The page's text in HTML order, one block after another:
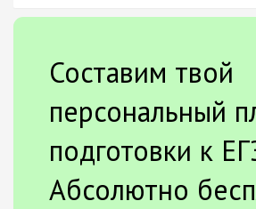
Составим твой
персональный
подготовки к
Абсолютно